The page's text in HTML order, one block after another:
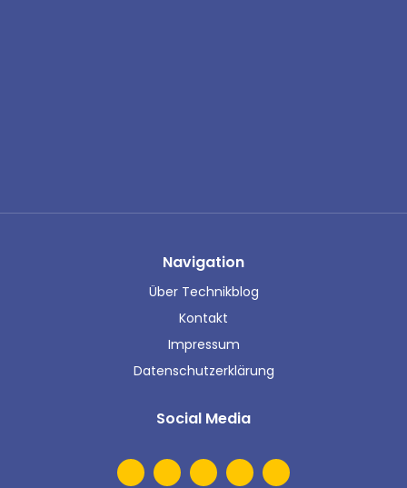
Navigation
Über Technikblog
Kontakt
Impressum
Datenschutzerklärung
Social Media